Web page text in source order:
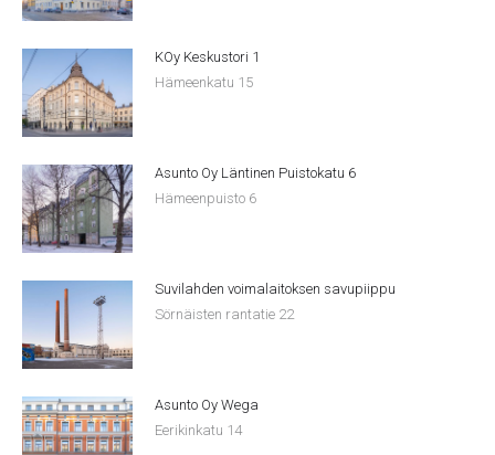
KOy Keskustori 1
Hämeenkatu 15
Asunto Oy Läntinen Puistokatu 6
Hämeenpuisto 6
Suvilahden voimalaitoksen savupiippu
Sörnäisten rantatie 22
Asunto Oy Wega
Eerikinkatu 14